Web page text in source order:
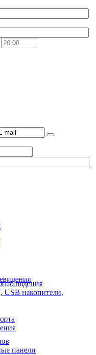
USB накопители,
панели